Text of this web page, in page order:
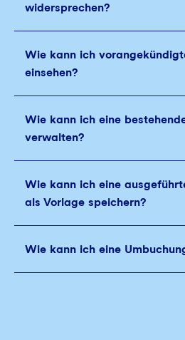
widersprechen?
Wie kann ich
einsehen?
Wie kann ich eine
verwalten?
Wie kann ich eine
als Vorlage speichern?
Wie kann ich eine